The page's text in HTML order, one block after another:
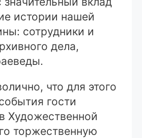
истории нашей
сотрудники и
дела,
что для этого
гости
Художественной
торжественную